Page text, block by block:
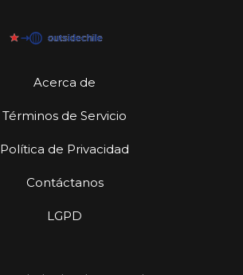
Acerca de
Términos de Servicio
Política de Privacidad
Contáctanos
LGPD